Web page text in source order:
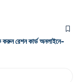
রেশন কার্ড অনলাইনে-